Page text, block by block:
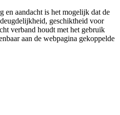
en aandacht is het mogelijk dat de
geschiktheid voor
verband houdt met het gebruik
aan de webpagina gekoppelde